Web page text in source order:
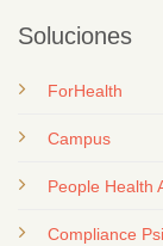
Soluciones
ForHealth
Campus
People Health
Compliance